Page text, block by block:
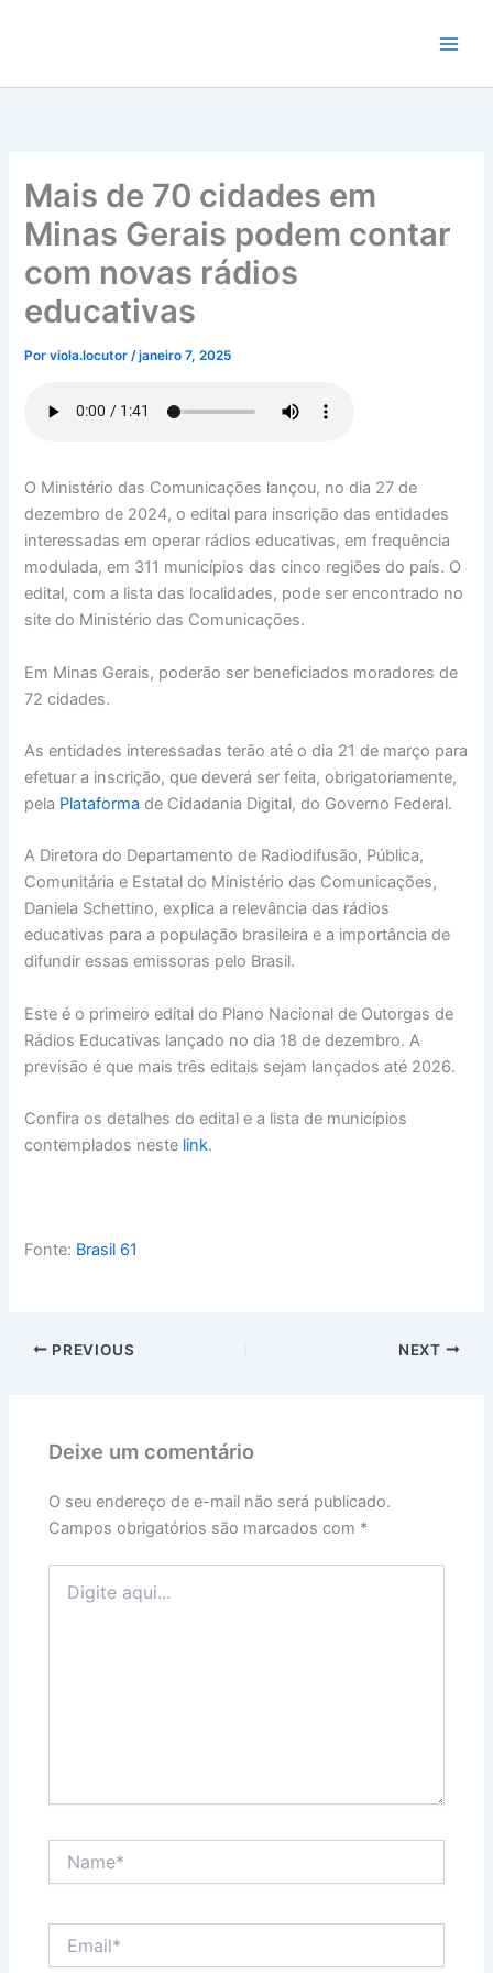
conteúdo
Mais de 70 cidades em
Minas Gerais podem contar
com novas rádios
educativas
Porviola.locutor/janeiro 7, 2025
O Ministério das Comunicações lançou, no dia 27 de
dezembro de 2024, o edital para inscrição das entidades
interessadas em operar rádios educativas, em frequência
modulada, em 311 municípios das cinco regiões do país. O
edital, com a lista das localidades, pode ser encontrado no
site do Ministério das Comunicações.
Em Minas Gerais, poderão ser beneficiados moradores de
72 cidades.
As entidades interessadas terão até o dia 21 de março para
efetuar a inscrição, que deverá ser feita, obrigatoriamente,
pela Plataformade Cidadania Digital, do Governo Federal.
A Diretora do Departamento de Radiodifusão, Pública,
Comunitária e Estatal do Ministério das Comunicações,
Daniela Schettino, explica a relevância das rádios
educativas para a população brasileira e a importância de
difundir essas emissoras pelo Brasil.
Este é o primeiro edital do Plano Nacional de Outorgas de
Rádios Educativas lançado no dia 18 de dezembro. A
previsão é que mais três editais sejam lançados até 2026.
Confira os detalhes do edital e a lista de municípios
contemplados neste link.
Fonte: Brasil 61
PREVIOUS NEXT
Deixe um comentário
O seu endereço de e-mail não será publicado.
Campos obrigatórios são marcados com *
aqui...